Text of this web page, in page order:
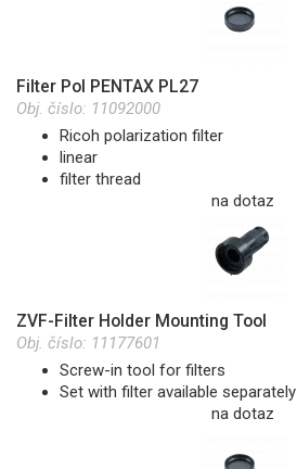
Filter Pol PENTAX PL27
Obj. číslo: 11092000
Ricoh polarization filter
linear
filter thread
na dotaz
ZVF-Filter Holder Mounting Tool
Obj. číslo: 11177601
Screw-in tool for filters
Set with filter available separately
na dotaz